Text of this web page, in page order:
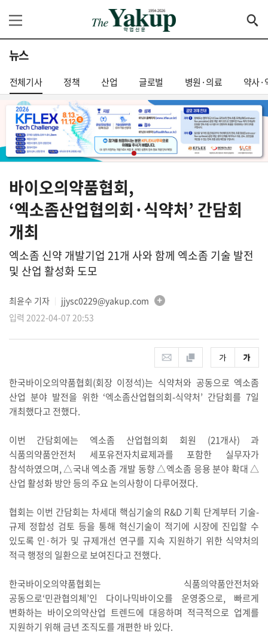
뉴스
전체기사 정책 산업 글로벌 병원·의료 약사·
바이오의약품협회,
‘엑소좀산업협의회·식약처’ 간담회
개최
엑소좀 신약 개발기업 21개 사와 함께 엑소좀 기술 발전
및 산업 활성화 도모
최윤수 기자
jjysc0229@yakup.com
입력 2022-04-07 20:53
한국바이오의약품협회(회장 이정석)는 식약처와 공동으로 엑소좀
산업 분야 발전을 위한 ‘엑소좀산업협의회-식약처’ 간담회를 7일
개최했다고 전했다.
이번 간담회에는 엑소좀 산업협의회 회원 (21개사) 과
식품의약품안전처 세포유전자치료제과를 포함한 실무자가
참석하였으며, △국내 엑소좀 개발 동향 △엑소좀 응용 분야 확대 △
산업 활성화 방안 등의 주요 논의사항이 다루어졌다.
협회는 이번 간담회는 차세대 핵심기술의 R&D 기획 단계부터 기술-
규제 정합성 검토 등을 통해 혁신기술이 적기에 시장에 진입할 수
있도록 인·허가 및 규제개선 연구를 지속 지원하기 위한 식약처의
적극 행정의 일환으로 보여진다고 전했다.
한국바이오의약품협회는 식품의약품안전처와
공동으로‘민관협의체’인 다이나믹바이오를 운영중으로, 빠르게
변화하는 바이오의약산업 트렌드에 대응하며 적극적으로 업계를
지원하기 위해 금년 조직도를 개편한 바 있다.